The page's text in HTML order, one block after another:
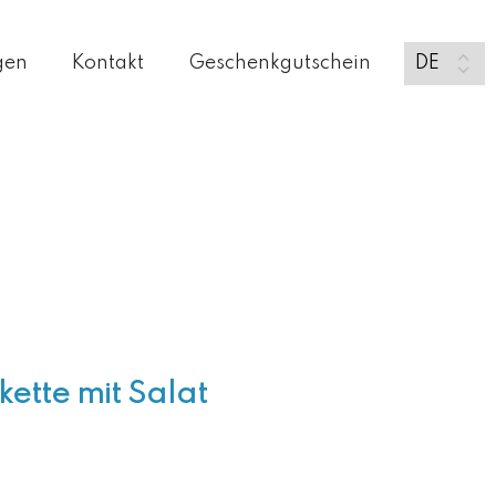
Kontakt Geschenkgutschein
mit Salat